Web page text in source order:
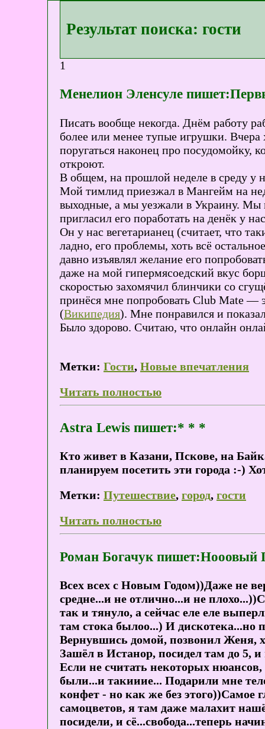
Результат поиска: гости
1
Менелион Эленсуле
Писать вообще некогда. Днём работу
более или менее тупые игрушки.
поругаться наконец про посудомойку,
откроют.
В общем, на прошлой неделе в среду у
Мой тимлид приезжал в Мангейм на
выходные, а мы уезжали в Украину. Мы
пригласил его поработать на денёк у
Он у нас вегетарианец (считает, что
ладно, его проблемы, хоть всё
давно изъявлял желание его
даже на мой гипермясоедский вкус
скоростью захомячил блинчики со
принёся мне попробовать Club Mate —
(Википедия). Мне понравился и
Было здорово. Считаю, что онлайн
Метки: Гости, Новые впечатления
Читать полностью
Astra Lewis пишет:* * *
Кто живет в Казани, Пскове, на
планируем посетить эти города :-)
Метки: Путешествие, город, гости
Читать полностью
Роман Богачук пишет:Нооовый
Всех всех с Новым Годом))Даже не
средне...и не отлично...и не
так и тянуло, а сейчас еле еле
там стока былоо...) И дискотека...но
Вернувшись домой, позвонил Женя,
Зашёл в Истанор, посидел там до 5,
Если не считать некоторых
были...и такииие... Подарили мне
конфет - но как же без этого))Самое
самоцветов, я там даже малахит
посидели, и сё...свобода...теперь